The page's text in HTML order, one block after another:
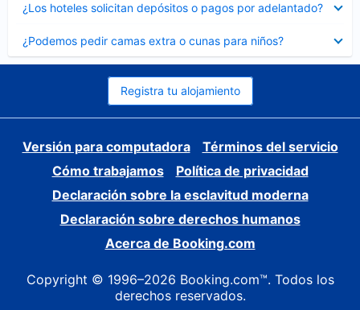
¿Los hoteles solicitan depósitos o pagos por adelantado?
cerrado
¿Podemos pedir camas extra o cunas para niños?
cerrado
Registra tu alojamiento
Versión para computadora
Términos del servicio
Cómo trabajamos
Política de privacidad
Declaración sobre la esclavitud moderna
Declaración sobre derechos humanos
Acerca de Booking.com
Copyright © 1996–2026 Booking.com™. Todos los
derechos reservados.